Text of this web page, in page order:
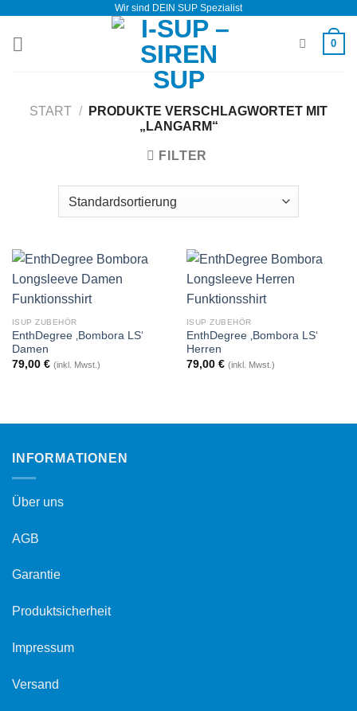
springen
Wir sind DEIN SUP Spezialist
0
START /
PRODUKTE VERSCHLAGWORTET MIT
„LANGARM“
FILTER
ISUP ZUBEHÖR
EnthDegree ‚Bombora LS‘
Damen
79,00 € (inkl. Mwst.)
ISUP ZUBEHÖR
EnthDegree ‚Bombora LS‘
Herren
79,00 € (inkl. Mwst.)
INFORMATIONEN
Über uns
AGB
Garantie
Produktsicherheit
Impressum
Versand